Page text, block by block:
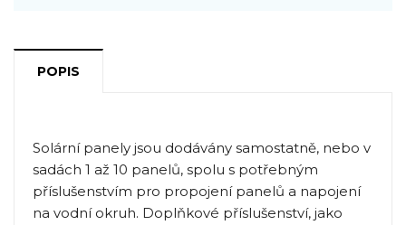
POPIS
Solární panely jsou dodávány samostatně, nebo v
sadách 1 až 10 panelů, spolu s potřebným
příslušenstvím pro propojení panelů a napojení
na vodní okruh. Doplňkové příslušenství, jako